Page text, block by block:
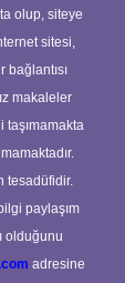
olup, siteye
sitesi,
bağlantısı
makaleler
taşımamakta
tesadüfidir.
paylaşım
olduğunu
adresine